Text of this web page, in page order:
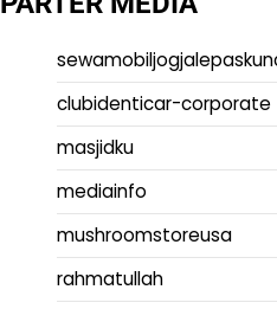
clubidenticar-corporate
masjidku
mediainfo
mushroomstoreusa
rahmatullah